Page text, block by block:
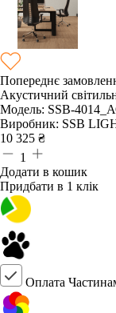
Попереднє
Акустичний
Модель: SSB-
Виробник: SSB
10 325 ₴
1
Додати в кошик
Придбати в 1 клік
Оплата